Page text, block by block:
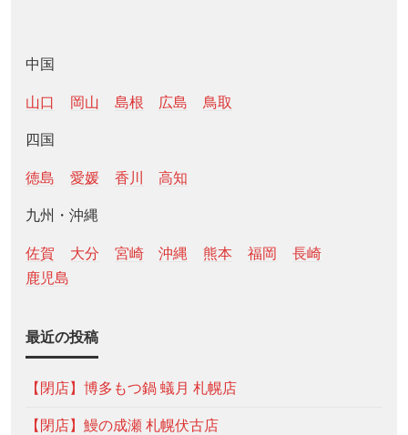
中国
山口 岡山 島根 広島 鳥取
四国
徳島 愛媛 香川 高知
九州・沖縄
佐賀 大分 宮崎 沖縄 熊本 福岡
長崎
鹿児島
最近の投稿
【閉店】博多もつ鍋 蟻月 札幌店
【閉店】鰻の成瀬 札幌伏古店